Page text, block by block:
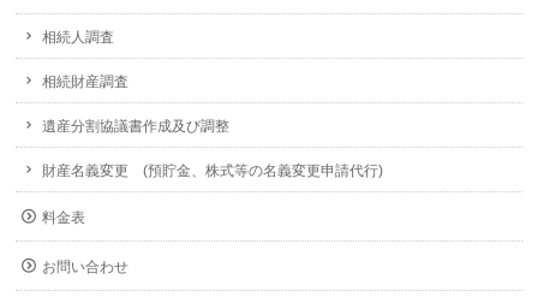
相続人調査
相続財産調査
遺産分割協議書作成及び調整
財産名義変更 (預貯金、株式等の名義変更申請代行)
料金表
お問い合わせ